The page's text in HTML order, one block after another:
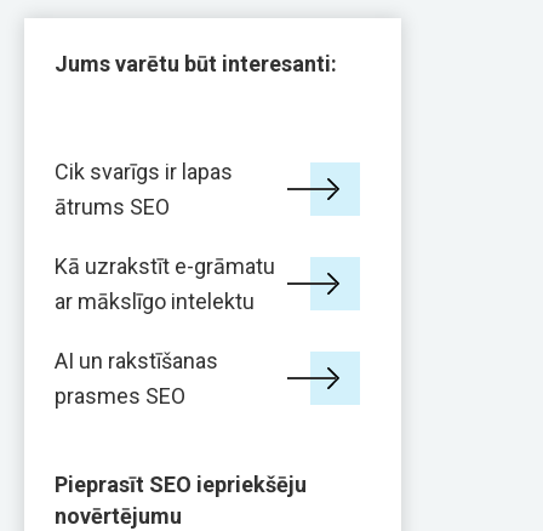
Jums varētu būt interesanti:
Cik svarīgs ir lapas
ātrums SEO
Kā uzrakstīt e-grāmatu
ar mākslīgo intelektu
AI un rakstīšanas
prasmes SEO
Pieprasīt SEO iepriekšēju
novērtējumu